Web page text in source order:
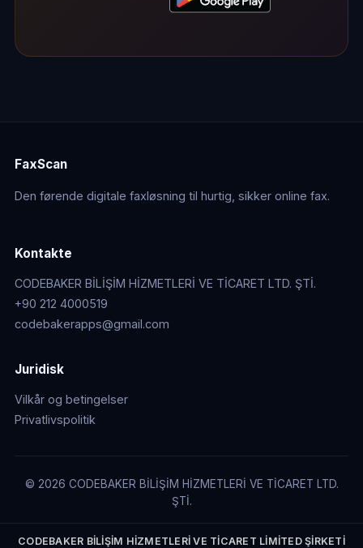
FaxScan
Den førende digitale faxløsning til hurtig, sikker online fax.
Kontakte
CODEBAKER BİLİŞİM HİZMETLERİ VE TİCARET LTD. ŞTİ.
+90 212 4000519
codebakerapps@gmail.com
Juridisk
Vilkår og betingelser
Privatlivspolitik
© 2026 CODEBAKER BİLİŞİM HİZMETLERİ VE TİCARET LTD.
ŞTİ.
CODEBAKER BİLİŞİM HİZMETLERİ VE TİCARET LİMİTED ŞİRKETİ